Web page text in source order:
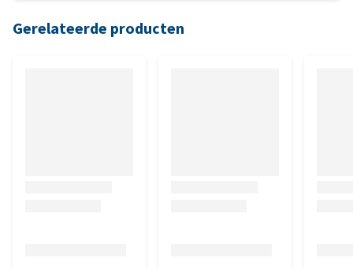
Gerelateerde producten